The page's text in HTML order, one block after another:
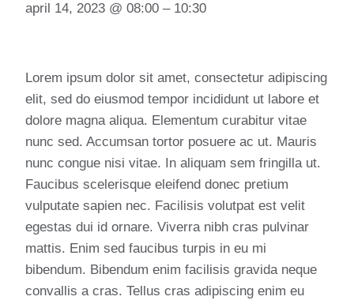
april 14, 2023 @ 08:00 – 10:30
Lorem ipsum dolor sit amet, consectetur adipiscing
elit, sed do eiusmod tempor incididunt ut labore et
dolore magna aliqua. Elementum curabitur vitae
nunc sed. Accumsan tortor posuere ac ut. Mauris
nunc congue nisi vitae. In aliquam sem fringilla ut.
Faucibus scelerisque eleifend donec pretium
vulputate sapien nec. Facilisis volutpat est velit
egestas dui id ornare. Viverra nibh cras pulvinar
mattis. Enim sed faucibus turpis in eu mi
bibendum. Bibendum enim facilisis gravida neque
convallis a cras. Tellus cras adipiscing enim eu